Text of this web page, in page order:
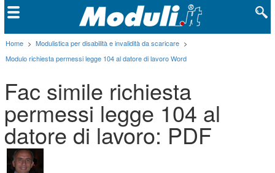
Home > Modulistica per disabilità e invalidità da scaricare >
Modulo richiesta permessi legge 104 al datore di lavoro Word
Fac simile richiesta
permessi legge 104 al
datore di lavoro: PDF